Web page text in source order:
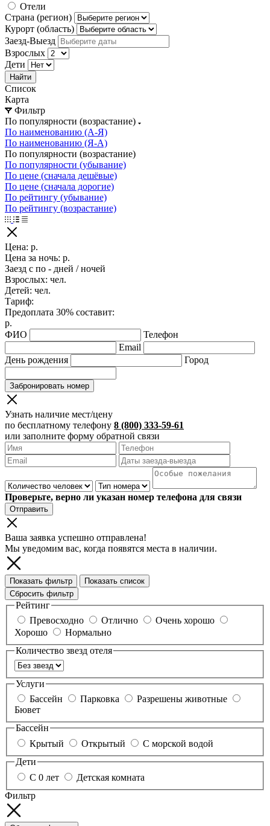
Отели
Страна (регион)
Курорт (область)
Заезд-Выезд
Взрослых
Дети
Найти
Список
Карта
Фильтр
По популярности (возрастание)
По наименованию (А-Я)
По наименованию (Я-А)
По популярности (возрастание)
По популярности (убывание)
По цене (сначала дешёвые)
По цене (сначала дорогие)
По рейтингу (убывание)
По рейтингу (возрастание)
Цена: р.
Цена за ночь: р.
Заезд с по - дней /ночей
Взрослых: чел.
Детей: чел.
Тариф:
Предоплата 30% составит:
р.
ФИО
Телефон
Email
День рождения
Город
Забронировать номер
Узнать наличие мест/цену
по бесплатному телефону 8 (800) 333-59-61
или заполните форму обратной связи
Проверьте, верно ли указан номер телефона для связи
Отправить
Ваша заявка успешно отправлена!
Мы уведомим вас, когда появятся места в наличии.
Показать фильтр
Показать список
Сбросить фильтр
Рейтинг
Превосходно
Отлично
Очень хорошо
Хорошо
Нормально
Количество звезд отеля
Услуги
Бассейн
Парковка
Разрешены животные
Бювет
Бассейн
Крытый
Открытый
С морской водой
Дети
С 0 лет
Детская комната
Фильтр